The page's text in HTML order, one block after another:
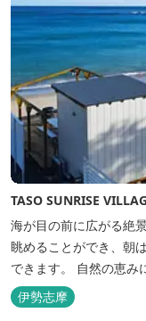
TASO SUNRISE
海が目の前に広がる絶
眺めることができ、朝
できます。 自然の恵みに触れながら贅沢なひとときをお過ごしくだ
さい。 ウッドテラスでのバーベキューを楽しむこともでき、BBQ
初心者でも安心のガス
伊勢志摩